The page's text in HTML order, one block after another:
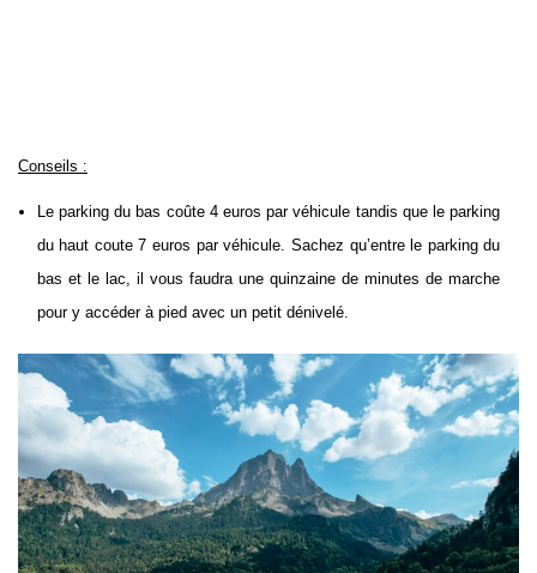
Conseils :
Le parking du bas coûte 4 euros par véhicule tandis que le parking
du haut coute 7 euros par véhicule. Sachez qu’entre le parking du
bas et le lac, il vous faudra une quinzaine de minutes de marche
pour y accéder à pied avec un petit dénivelé.